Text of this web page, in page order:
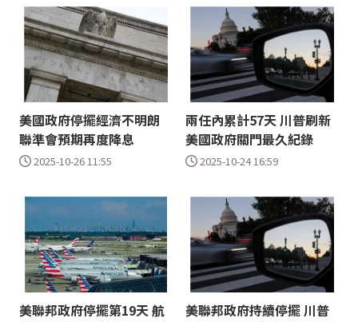
美國政府停擺經濟不明朗
聯準會預期再度降息
2025-10-26 11:55
兩任內累計57天 川普刷新
美國政府關門最久紀錄
2025-10-24 16:59
美聯邦政府停擺第19天 航
美聯邦政府持續停擺 川普